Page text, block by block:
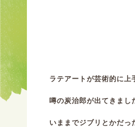
ラテアートが芸術的に上
噂の炭治郎が出てきまし
いままでジブリとかだっ